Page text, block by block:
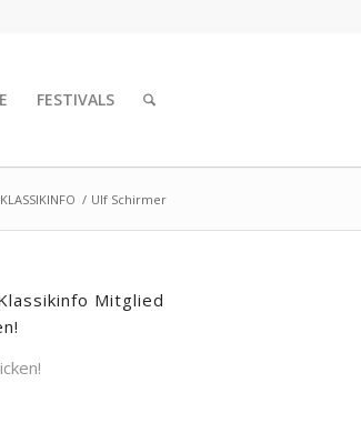
FESTIVALS
KLASSIKINFO / Ulf Schirmer
Mitglied